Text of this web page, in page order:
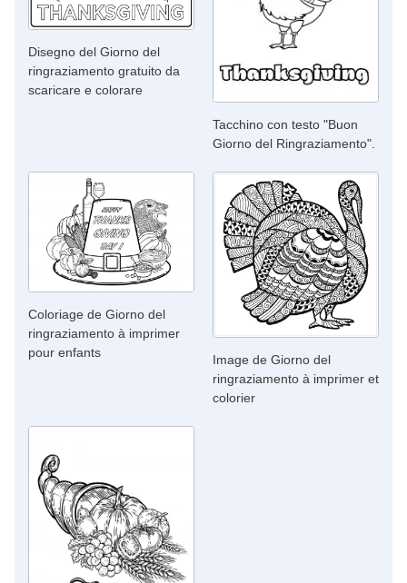
Disegno del Giorno del
ringraziamento gratuito da
scaricare e colorare
Tacchino con testo "Buon
Giorno del Ringraziamento".
Coloriage de Giorno del
ringraziamento à imprimer
pour enfants
Image de Giorno del
ringraziamento à imprimer et
colorier